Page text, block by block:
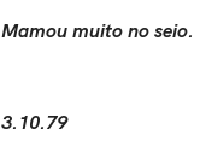
Mamou muito no seio.
3.10.79